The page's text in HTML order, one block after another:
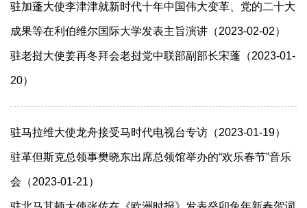
驻加蓬大使李津津就新时代十年中国伟大变革、党的二十大
成果等在利伯维尔国际大学发表主旨演讲（2023-02-02）
驻老挝大使姜再冬拜会老挝党中联部副部长宋蓬（2023-01-
20）
驻马拉维大使龙舟接受马时代电视台专访（2023-01-19）
驻革但斯克总领事樊晓东出席总领馆举办的“欢乐春节”音乐
会（2023-01-21）